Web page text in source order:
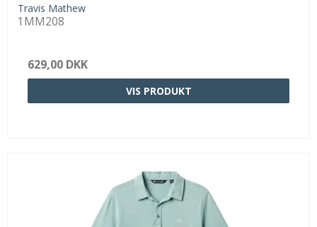
Travis Mathew
1MM208
629,00 DKK
VIS PRODUKT